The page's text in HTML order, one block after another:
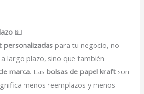
💵
personalizadaspara tu negocio, no
largo plazo, sino que también
marca. Lasbolsas de papel kraft son
menos reemplazos y menos